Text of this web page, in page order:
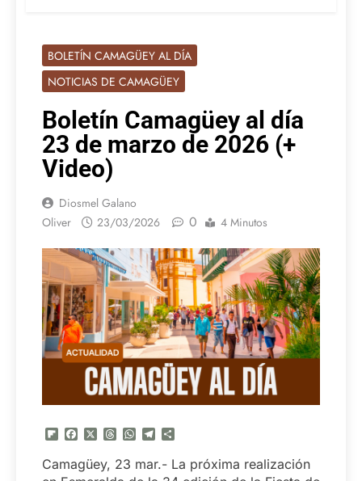
BOLETÍN CAMAGÜEY AL DÍA
NOTICIAS DE CAMAGÜEY
Boletín Camagüey al día
23 de marzo de 2026 (+
Video)
Diosmel Galano
Oliver
23/03/2026 0 4 Minutos
Flipboard
Facebook
X Threads
WhatsApp
Telegram
Camagüey, 23 mar.- La próxima realización